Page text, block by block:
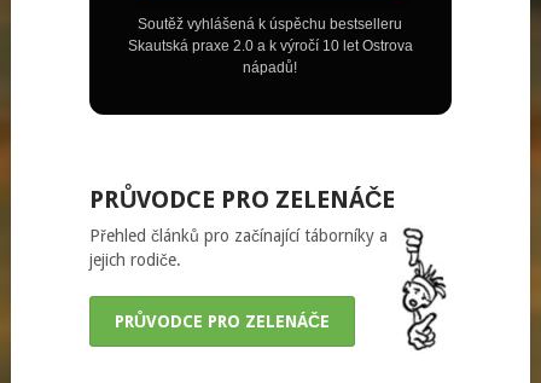
Soutěž vyhlášená k úspěchu bestselleru
Skautská praxe 2.0 a k výročí 10 let Ostrova
nápadů!
PRŮVODCE PRO ZELENÁČE
Přehled článků pro začínající táborníky a
jejich rodiče.
PRŮVODCE PRO ZELENÁČE